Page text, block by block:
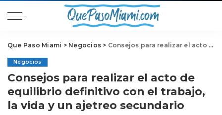
Que Paso Miami > Negocios > Consejos para realizar el acto de equilibrio definitivo con el trabajo, la vida y un ajetreo secundario
Negocios
Consejos para realizar el acto de
equilibrio definitivo con el trabajo,
la vida y un ajetreo secundario